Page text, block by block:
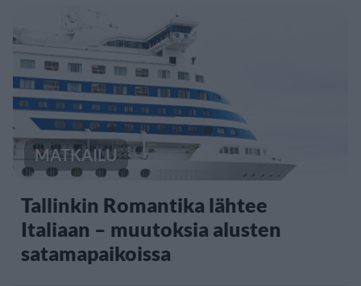
MATKAILU
Tallinkin Romantika lähtee
Italiaan – muutoksia alusten
satamapaikoissa